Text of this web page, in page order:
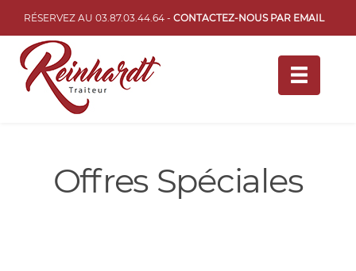
RÉSERVEZ AU 03.87.03.44.64 - CONTACTEZ-NOUS PAR EMAIL
TOGGLE
Offres Spéciales